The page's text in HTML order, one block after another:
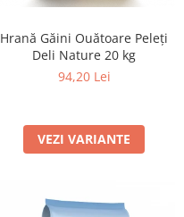
Hrană Găini Ouătoare Peleți
Deli Nature 20 kg
94,20 Lei
VEZI VARIANTE